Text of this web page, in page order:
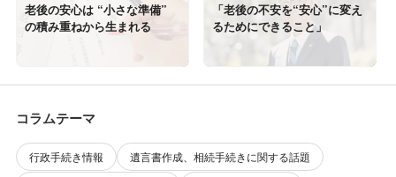
老後の安心は “小さな準備”
の積み重ねから生まれる
「老後の不安を“安心”に変え
るためにできること」
コラムテーマ
行政手続き情報
遺言書作成、相続手続きに関する話題